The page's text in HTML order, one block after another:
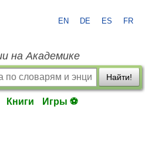
EN DE ES FR
на Академике
Найти!
Книги Игры ⚽